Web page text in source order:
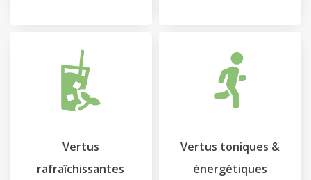
Vertus
rafraîchissantes
Vertus toniques &
énergétiques